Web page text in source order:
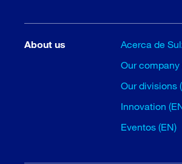
About us
Acerca de
Our company
Our divisions
Innovation
Eventos (EN)